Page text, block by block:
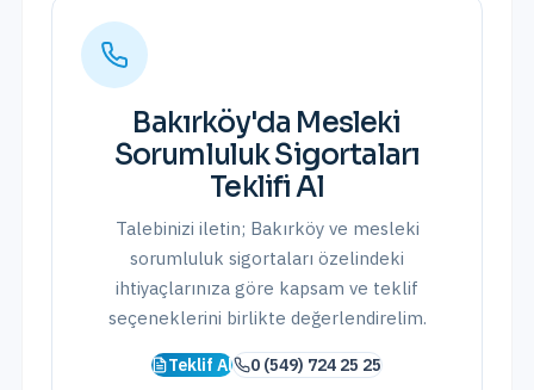
Bakırköy'da Mesleki
Sorumluluk Sigortaları
Teklifi Al
Talebinizi iletin; Bakırköyve mesleki
sorumluluk sigortaları özelindeki
ihtiyaçlarınıza göre kapsam ve teklif
seçeneklerini birlikte değerlendirelim.
Teklif Al 0 (549) 724 25 25